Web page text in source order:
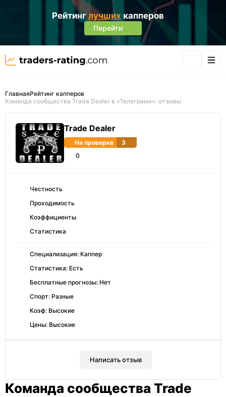
Рейтинг лучших капперов
Перейти
ГлавнаяРейтинг капперов
Команда сообщества Trade Dealer в «Телеграме»: отзывы
Trade Dealer
На проверке
3
0
Честность
Проходимость
Коэффициенты
Статистика
Специализация: Каппер
Статистика: Есть
Бесплатные прогнозы: Нет
Спорт: Разные
Коэф: Высокие
Цены: Высокие
Написать отзыв
Команда сообщества Trade